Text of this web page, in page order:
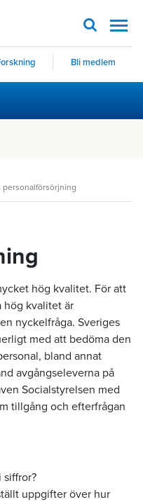
Bli medlem
personalförsörjning
hög kvalitet. För att
hög kvalitet är
nyckelfråga. Sveriges
med att bedöma den
bland annat
avgångseleverna på
Socialstyrelsen med
tillgång och efterfrågan
siffror?
uppgifter över hur